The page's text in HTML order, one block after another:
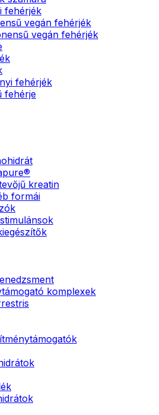
fehérjék
vegán fehérjék
vegán fehérjék
fehérjék
fehérje
kreatin
formái
komplexek